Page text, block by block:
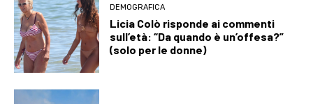
DEMOGRAFICA
Licia Colò risponde ai commenti
sull’età: “Da quando è un’offesa?”
(solo per le donne)